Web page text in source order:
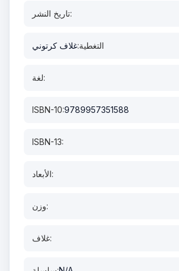
تاريخ النشر:
التغطية:غلاف كرتوني
لغة:
ISBN-10:9789957351588
ISBN-13:
الأبعاد:
وزن:
غلاف: